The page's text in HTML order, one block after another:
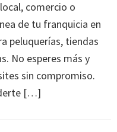
comercio o
de tu franquicia en
peluquerías, tiendas
No esperes más y
sin compromiso.
[…]